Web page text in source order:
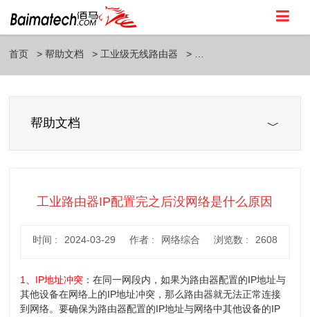
首页 帮助文档 工业级无线路由器
帮助文档
工业路由器IP配置完之后没网络是什么原因
时间 : 2024-03-29 作者 : 网络综合 浏览数 : 2608
1、IP地址冲突 ：在同一网段内，如果为路由器配置的IP地址与
其他设备在网络上的IP地址冲突，那么路由器就无法正常连接
到网络。要确保为路由器配置的IP地址与网络中其他设备的IP